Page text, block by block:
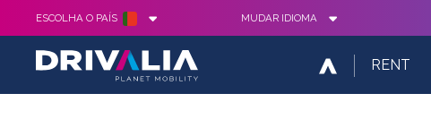
ESCOLHA O PAÍS MUDAR IDIOMA
RENT